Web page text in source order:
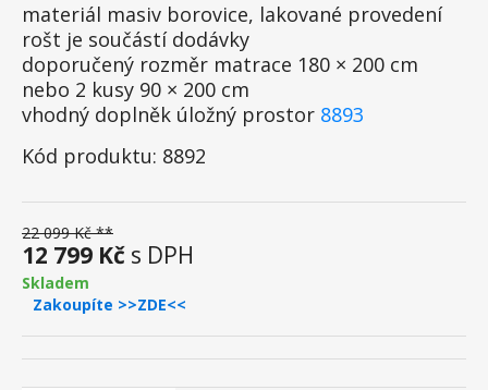
materiál masiv borovice, lakované provedení
rošt je součástí dodávky
doporučený rozměr matrace 180 × 200 cm
nebo 2 kusy 90 × 200 cm
vhodný doplněk úložný prostor 8893
Kód produktu: 8892
22 099 Kč **
12 799 Kč s DPH
Skladem
Zakoupíte >>ZDE<<